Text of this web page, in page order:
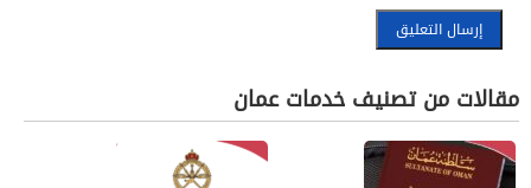
مقالات من تصنيف خدمات عمان